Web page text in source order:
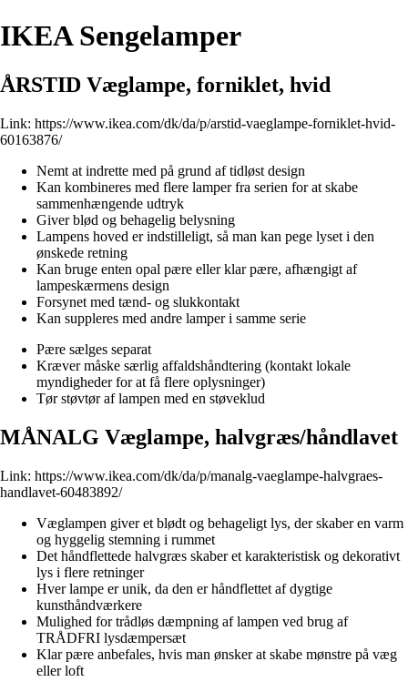
IKEA Sengelamper
ÅRSTID Væglampe, forniklet, hvid
Link: https://www.ikea.com/dk/da/p/arstid-vaeglampe-forniklet-hvid-
60163876/
Nemt at indrette med på grund af tidløst design
Kan kombineres med flere lamper fra serien for at skabe
sammenhængende udtryk
Giver blød og behagelig belysning
Lampens hoved er indstilleligt, så man kan pege lyset i den
ønskede retning
Kan bruge enten opal pære eller klar pære, afhængigt af
lampeskærmens design
Forsynet med tænd- og slukkontakt
Kan suppleres med andre lamper i samme serie
Pære sælges separat
Kræver måske særlig affaldshåndtering (kontakt lokale
myndigheder for at få flere oplysninger)
Tør støvtør af lampen med en støveklud
MÅNALG Væglampe, halvgræs/håndlavet
Link: https://www.ikea.com/dk/da/p/manalg-vaeglampe-halvgraes-
handlavet-60483892/
Væglampen giver et blødt og behageligt lys, der skaber en varm
og hyggelig stemning i rummet
Det håndflettede halvgræs skaber et karakteristisk og dekorativt
lys i flere retninger
Hver lampe er unik, da den er håndflettet af dygtige
kunsthåndværkere
Mulighed for trådløs dæmpning af lampen ved brug af
TRÅDFRI lysdæmpersæt
Klar pære anbefales, hvis man ønsker at skabe mønstre på væg
eller loft